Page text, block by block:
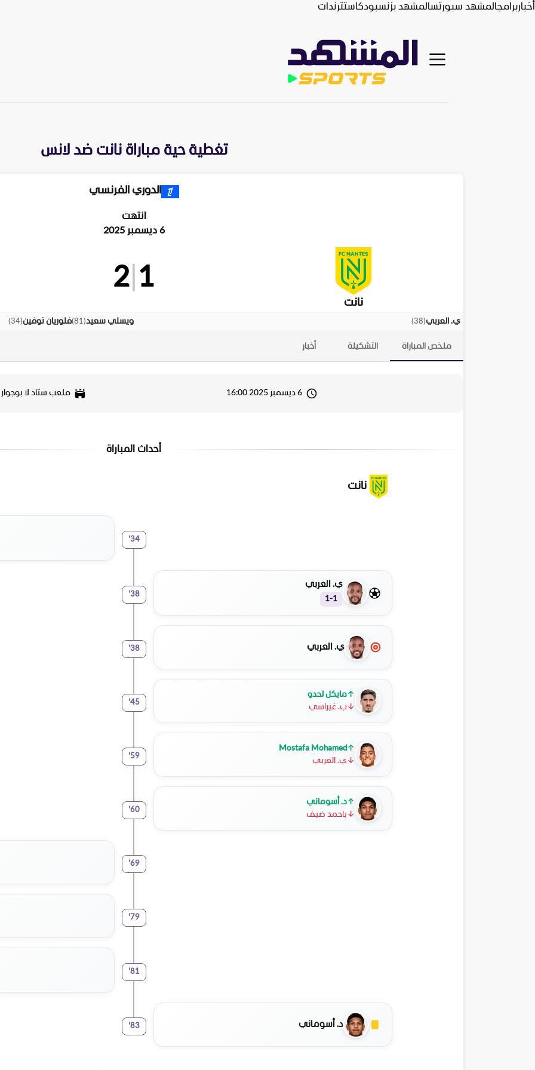
أخباربرامجالمشهد سبورتسالمشهد بزنسبودكاستترندات
تغطية حية مباراةنانت ضدلانس
الدوري الفرنسي
انتهت
6 ديسمبر 2025
نانت
1
2
ي. العربي(
38
) ويسلي سعيد(
81
)فلوريان توفين(
34
)
ملخص المباراة التشكيلة أخبار
6 ديسمبر 2025 16:00 ملعب ستاد لا
أحداث المباراة
نانت
34
'
ي. العربي
1-1
38
'
ي. العربي 38
'
↑مايكل لحدو
↓ب. غيراسي
45
'
↑
Mostafa Mohamed
↓ ي. العربي
59
'
↑د. أسوماني
↓ باحمد ضيف
60
'
69
'
79
'
81
'
د. أسوماني 83
'